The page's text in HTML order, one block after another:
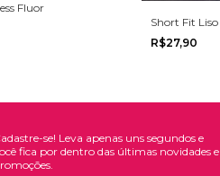
Fluor
Short Fit Liso
R$27,90
se! Leva apenas uns segundos e
fica por dentro das últimas novidades e